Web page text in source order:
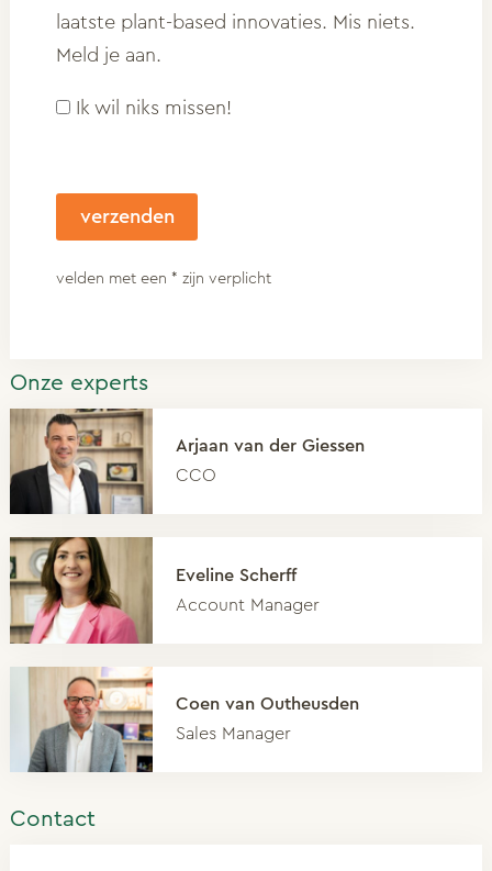
laatste plant-based innovaties. Mis niets.
Meld je aan.
Ik wil niks missen!
velden met een * zijn verplicht
Onze experts
Arjaan van der Giessen
CCO
Eveline Scherff
Account Manager
Coen van Outheusden
Sales Manager
Contact